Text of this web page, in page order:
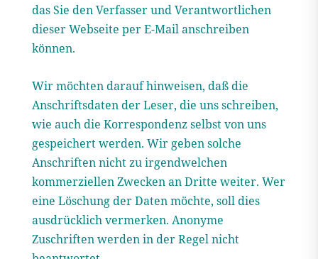
das Sie den Verfasser und Verantwortlichen
dieser Webseite per E-Mail anschreiben
können.
Wir möchten darauf hinweisen, daß die
Anschriftsdaten der Leser, die uns schreiben,
wie auch die Korrespondenz selbst von uns
gespeichert werden. Wir geben solche
Anschriften nicht zu irgendwelchen
kommerziellen Zwecken an Dritte weiter. Wer
eine Löschung der Daten möchte, soll dies
ausdrücklich vermerken. Anonyme
Zuschriften werden in der Regel nicht